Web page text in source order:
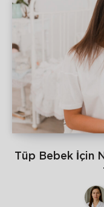
Tüp Bebek İçin